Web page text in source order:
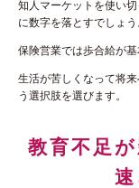
知人マーケットを使い
に数字を落とすでしょう
保険営業では歩合給が
生活が苦しくなって将
う選択肢を選びます。
教育不足